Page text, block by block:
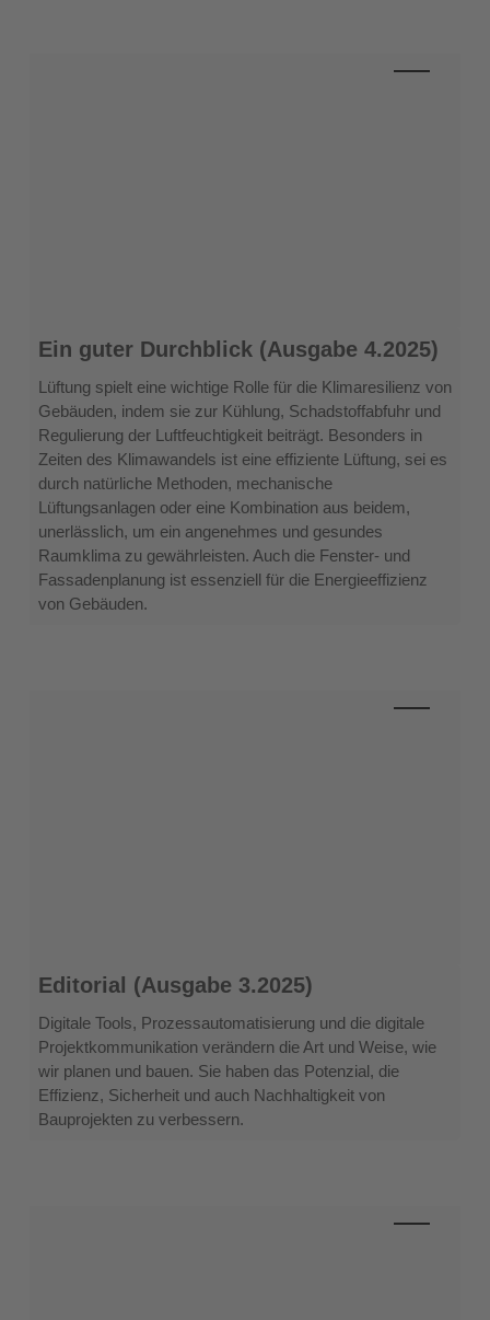
Ein
guter
Durchblick
(Ausgabe
4.2025)
Ein guter Durchblick (Ausgabe 4.2025)
Lüftung spielt eine wichtige Rolle für die Klimaresilienz von
Gebäuden, indem sie zur Kühlung, Schadstoffabfuhr und
Regulierung der Luftfeuchtigkeit beiträgt. Besonders in
Zeiten des Klimawandels ist eine effiziente Lüftung, sei es
durch natürliche Methoden, mechanische
Lüftungsanlagen oder eine Kombination aus beidem,
unerlässlich, um ein angenehmes und gesundes
Raumklima zu gewährleisten. Auch die Fenster- und
Fassadenplanung ist essenziell für die Energieeffizienz
von Gebäuden.
Editorial
(Ausgabe
3.2025)
Editorial (Ausgabe 3.2025)
Digitale Tools, Prozessautomatisierung und die digitale
Projektkommunikation verändern die Art und Weise, wie
wir planen und bauen. Sie haben das Potenzial, die
Effizienz, Sicherheit und auch Nachhaltigkeit von
Bauprojekten zu verbessern.